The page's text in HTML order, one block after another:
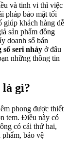
và tinh vi thì việc
pháp bảo mật tối
giúp khách hàng dễ
sản phẩm đồng
doanh số bán
số seri nhảy ở đâu
những thông tin
là gì?
phong được thiết
tem. Điều này có
có cái thứ hai,
bảo vệ